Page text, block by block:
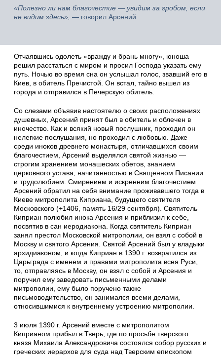
«Полезно ли нам благочестие — увидим за гробом, если
не видим здесь», — говорил Арсений.
Отчаявшись одолеть «вражду и брань многу», юноша
решил расстаться с миром и просил Господа указать ему
путь. Ночью во время сна он услышал голос, звавший его в
Киев, в обитель Пречистой. Он встал, тайно вышел из
города и отправился в Печерскую обитель.
Со слезами объявив настоятелю о своих расположениях
душевных, Арсений принят был в обитель и облечен в
иночество. Как и всякий новый послушник, проходил он
нелегкие послушания, но проходил с любовью. Даже
среди иноков древнего монастыря, отличавшихся своим
благочестием, Арсений выделялся святой жизнью —
строгим хранением монашеских обетов, знанием
церковного устава, начитанностью в Священном Писании
и трудолюбием. Смирением и искренним благочестием
Арсений обратил на себя внимание проживавшего тогда в
Киеве митрополита Киприана, будущего святителя
Московского (+1406, память 16/29 сентября). Святитель
Киприан полюбил инока Арсения и прибли­зил к себе,
посвятив в сан иеродиакона. Когда святитель Киприан
занял престол Московской митрополии, он взял с собой в
Москву и святого Арсения. Святой Арсений был у владыки
архидиаконом, и когда Киприан в 1390 г. возвратился из
Царьграда с именем и правами митрополита всея Руси,
то, отправляясь в Москву, он взял с собой и Арсения и
поручил ему заведовать письменными делами
митрополии, ему было поручено также
письмоводительство, он занимался всеми делами,
относившимися к внутреннему устроению митрополии.
3 июля 1390 г. Арсений вместе с митрополитом
Киприаном прибыл в Тверь, где по просьбе тверского
князя Михаила Александровича состоялся собор русских и
греческих иерархов для суда над Тверским епископом